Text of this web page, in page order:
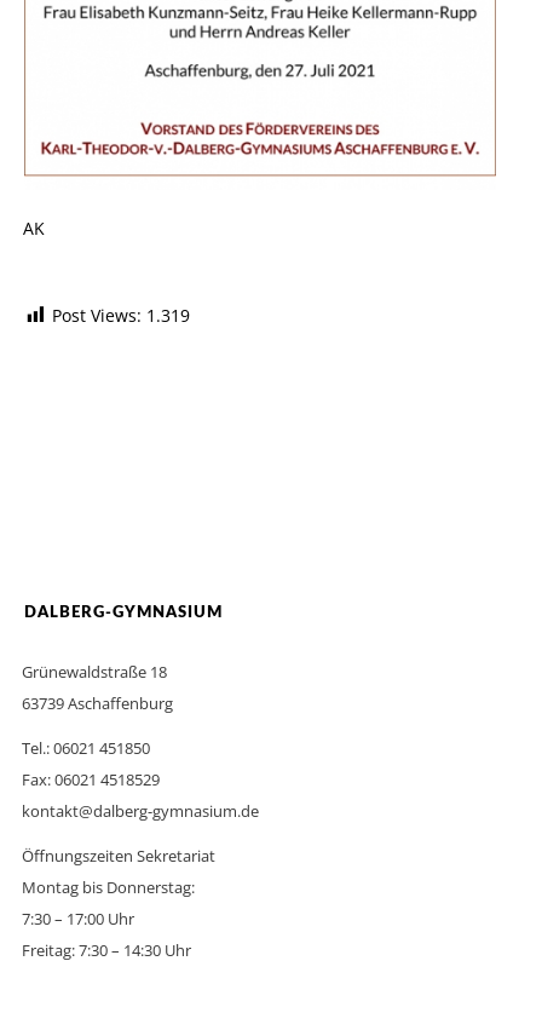
AK
Post Views: 1.319
DALBERG-GYMNASIUM
Grünewaldstraße 18
63739 Aschaffenburg
Tel.: 06021 451850
Fax: 06021 4518529
kontakt@dalberg-gymnasium.de
Öffnungszeiten Sekretariat
Montag bis Donnerstag:
7:30 – 17:00 Uhr
Freitag: 7:30 – 14:30 Uhr